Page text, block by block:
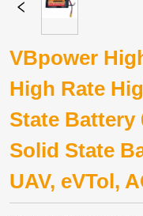
VBpower
High Rate
State Battery
Solid State
UAV, eVTol,